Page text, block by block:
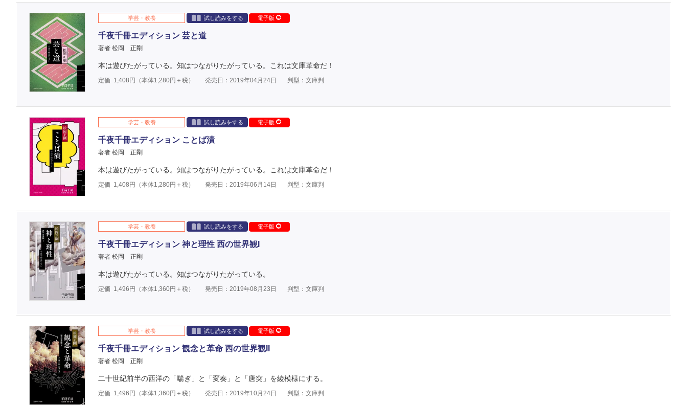
学芸・教養 試し読みをする 電子版
千夜千冊エディション 芸と道
著者 松岡 正剛
本は遊びたがっている。知はつながりたがっている。これは文庫革命だ！
定価 1,408 円（本体1,280円＋税） 発売日：2019年04月24日 判型：文庫判
学芸・教養 試し読みをする 電子版
千夜千冊エディション ことば漬
著者 松岡 正剛
本は遊びたがっている。知はつながりたがっている。これは文庫革命だ！
定価 1,408 円（本体1,280円＋税） 発売日：2019年06月14日 判型：文庫判
学芸・教養 試し読みをする 電子版
千夜千冊エディション 神と理性 西の世界観I
著者 松岡 正剛
本は遊びたがっている。知はつながりたがっている。
定価 1,496 円（本体1,360円＋税） 発売日：2019年08月23日 判型：文庫判
学芸・教養 試し読みをする 電子版
千夜千冊エディション 観念と革命 西の世界観II
著者 松岡 正剛
二十世紀前半の西洋の「喘ぎ」と「変奏」と「唐突」を綾模様にする。
定価 1,496 円（本体1,360円＋税） 発売日：2019年10月24日 判型：文庫判